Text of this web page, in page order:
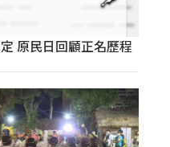
原民日回顧正名歷程